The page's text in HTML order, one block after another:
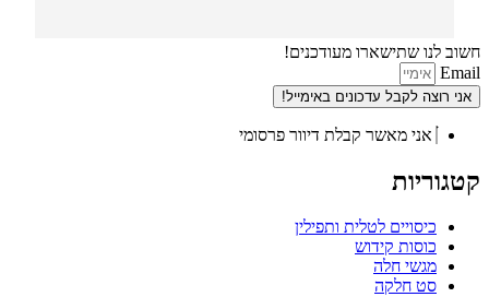
חשוב לנו שתישארו מעודכנים!
Email
אני רוצה לקבל עדכונים באימייל!
אני מאשר קבלת דיוור פרסומי
קטגוריות
כיסויים לטלית ותפילין
כוסות קידוש
מגשי חלה
סט חלקה